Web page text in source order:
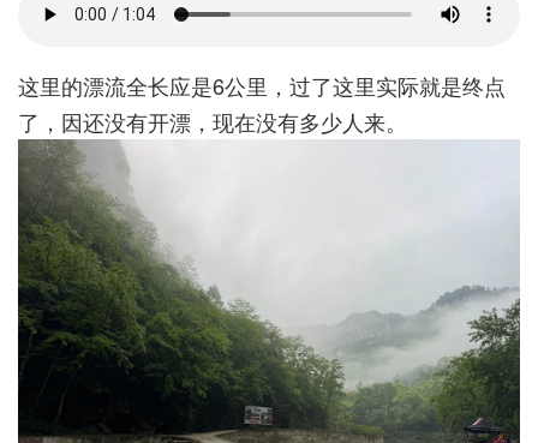
这里的漂流全长应是6公里，过了这里实际就是终点
了，因还没有开漂，现在没有多少人来。